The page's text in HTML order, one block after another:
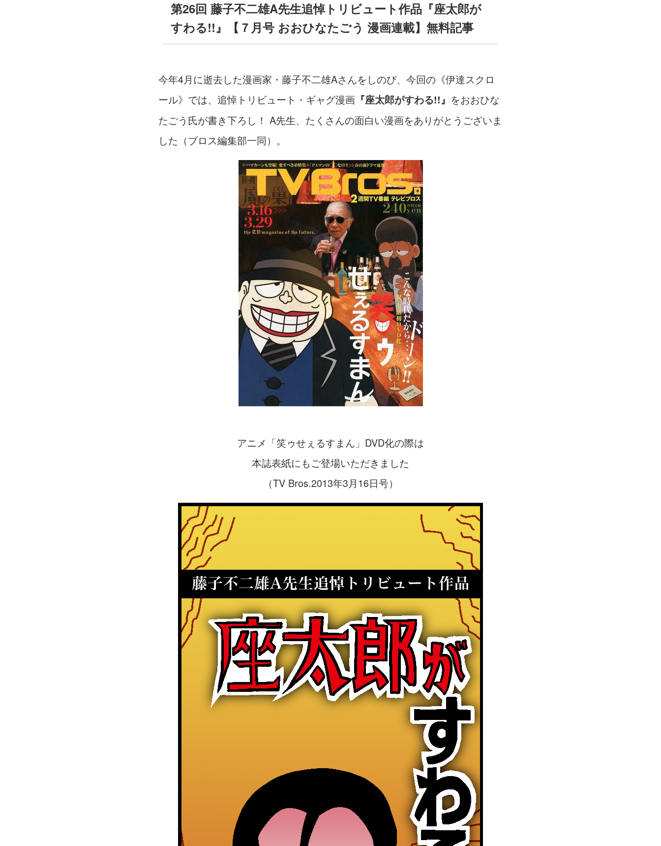
第26回 藤子不二雄A先生追悼トリビュート作品『座太郎が
すわる!!』【７月号 おおひなたごう 漫画連載】無料記事
今年4月に逝去した漫画家・藤子不二雄Aさんをしのび、今回の《伊達スクロ
ール》では、追悼トリビュート・ギャグ漫画 『座太郎がすわる!!』 をおおひな
たごう氏が書き下ろし！ A先生、たくさんの面白い漫画をありがとうございま
した（ブロス編集部一同）。
アニメ「笑ゥせぇるすまん」DVD化の際は
本誌表紙にもご登場いただきました
（TV Bros.2013年3月16日号）